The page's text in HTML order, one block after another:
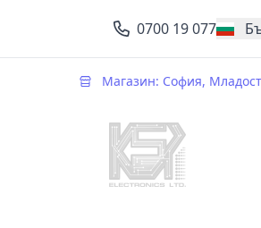
0700 19 077,
Магазин: София,